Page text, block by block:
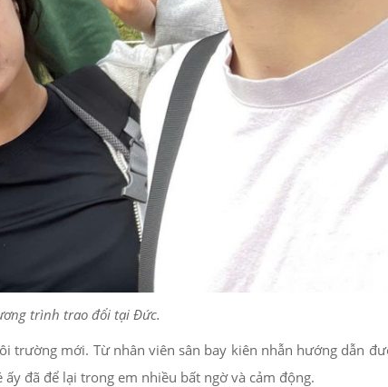
trình trao đổi tại Đức.
mới. Từ nhân viên sân bay kiên nhẫn hướng dẫn
đã để lại trong em nhiều bất ngờ và cảm động.